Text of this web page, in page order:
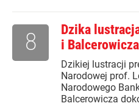
Dzika
i
Dzikiej lustracji
Narodowej prof.
Narodowego
Balcerowicza
8